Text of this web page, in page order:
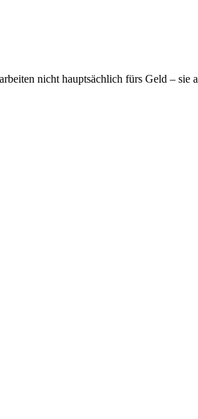
nicht hauptsächlich fürs Geld – sie